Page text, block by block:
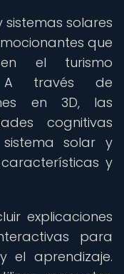
solares
que
el turismo
A través de
en 3D, las
cognitivas
solar y
y
explicaciones
para
el aprendizaje.